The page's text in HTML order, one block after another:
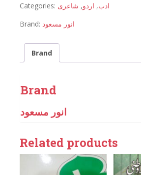
Categories:
ادب, اردو, شاعری
Brand: انور مسعود
Brand
Brand
انور مسعود
Related products